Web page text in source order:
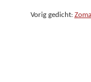
Vorig gedicht: